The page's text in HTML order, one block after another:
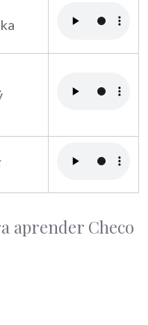
aprender Checo